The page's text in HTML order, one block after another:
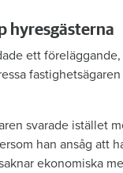
hyresgästerna
ett
svarade istället
han ansåg att
ekonomiska